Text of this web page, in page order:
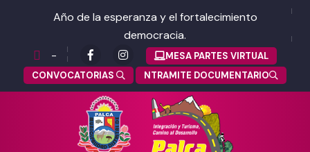
Año de la esperanza y el fortalecimiento
democracia.
-
MESA PARTES VIRTUAL
CONVOCATORIAS
NTRAMITE DOCUMENTARIO